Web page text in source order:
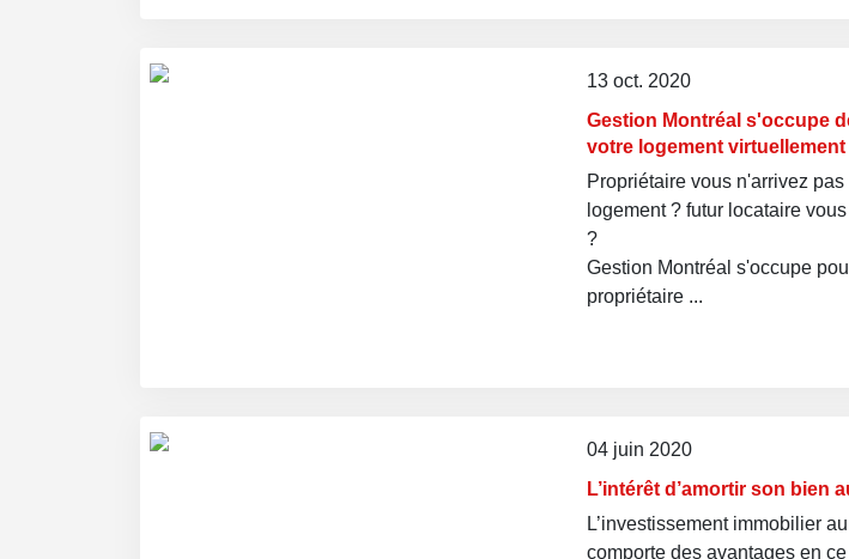
13 oct. 2020
Gestion Montréal s'occupe
votre logement virtuellement
Propriétaire vous n'arrivez
logement ? futur locataire
?
Gestion Montréal s'occupe
propriétaire ...
04 juin 2020
L’intérêt d’amortir son bien
L’investissement immobilier
comporte des avantages en